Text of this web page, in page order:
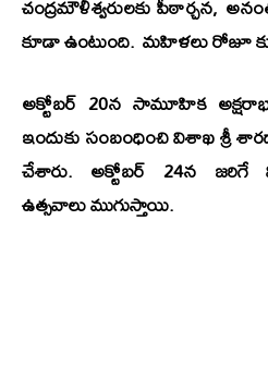
చంద్రమౌళీశ్వరులకు పీఠార్చన,
కూడా ఉంటుంది. మహిళలు రోజూ
అక్టోబర్ 20న సామూహిక
ఇందుకు సంబంధించి విశాఖ శ్రీ
చేశారు. అక్టోబర్ 24న
ఉత్సవాలు ముగుస్తాయి.